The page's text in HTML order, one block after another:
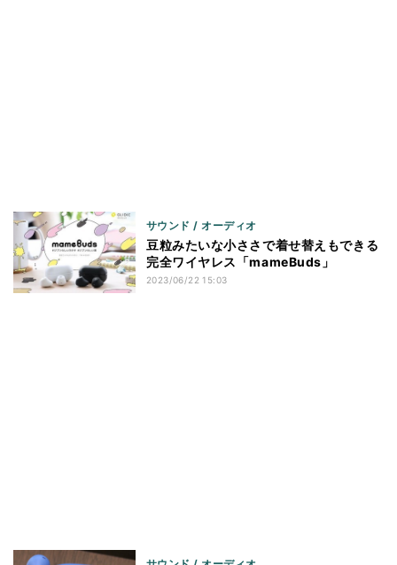
サウンド / オーディオ
豆粒みたいな小ささで着せ替えもできる
完全ワイヤレス「mameBuds」
2023/06/22 15:03